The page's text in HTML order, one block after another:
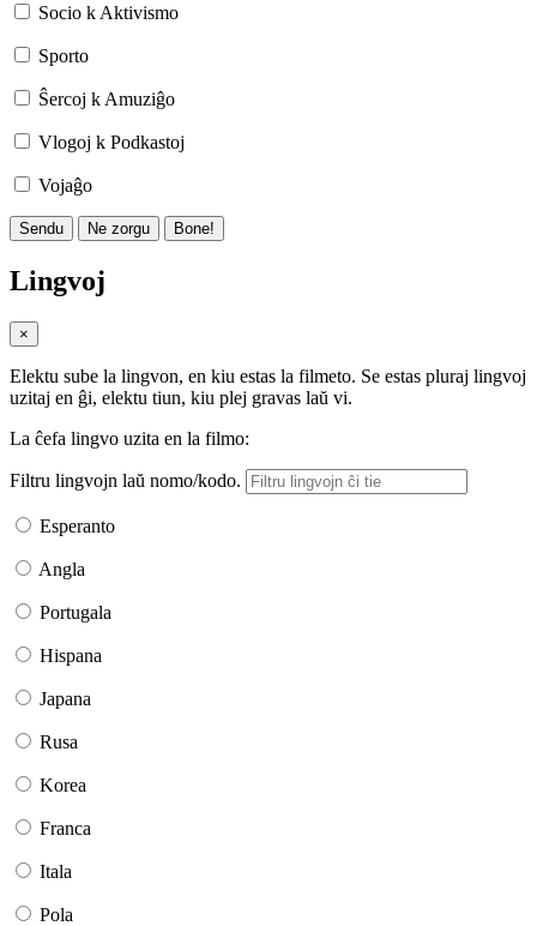
Socio k Aktivismo
Sporto
Ŝercoj k Amuziĝo
Vlogoj k Podkastoj
Vojaĝo
Sendu Ne zorgu Bone!
Lingvoj
×
Elektu sube la lingvon, en kiu estas la filmeto. Se estas pluraj lingvoj
uzitaj en ĝi, elektu tiun, kiu plej gravas laŭ vi.
La ĉefa lingvo uzita en la filmo:
Filtru lingvojn laŭ nomo/kodo.
Esperanto
Angla
Portugala
Hispana
Japana
Rusa
Korea
Franca
Itala
Pola